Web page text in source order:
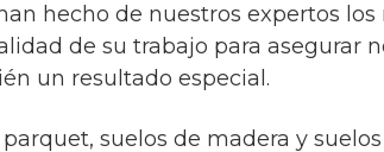
hecho de nuestros expertos
de su trabajo para asegurar
un resultado especial.
suelos de madera y